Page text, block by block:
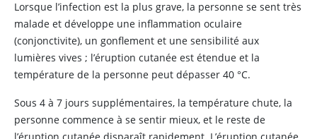
Lorsque l’infection est la plus grave, la personne se sent très
malade et développe une inflammation oculaire
(conjonctivite), un gonflement et une sensibilité aux
lumières vives ; l’éruption cutanée est étendue et la
température de la personne peut dépasser 40 °C.
Sous 4 à 7 jours supplémentaires, la température chute, la
personne commence à se sentir mieux, et le reste de